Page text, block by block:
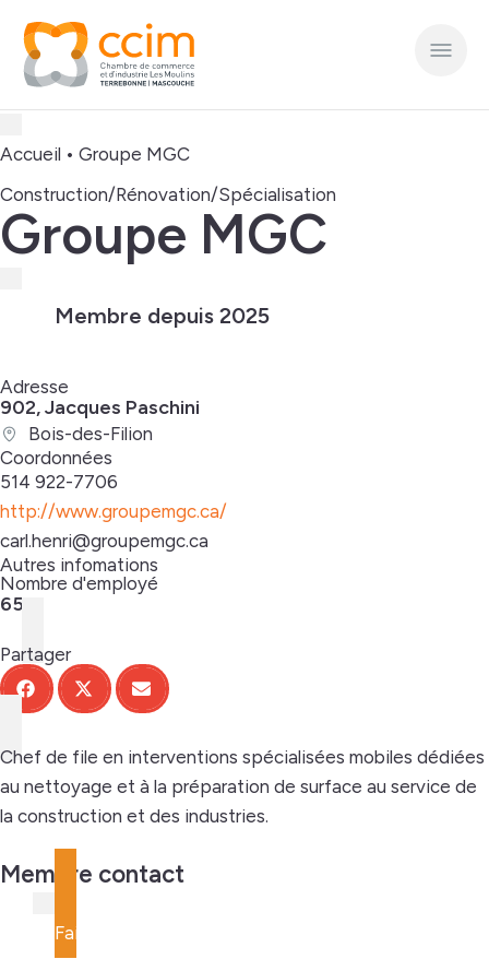
Accueil • Groupe MGC
Construction/Rénovation/Spécialisation
Groupe MGC
Membre depuis 2025
Adresse
902, Jacques Paschini
Bois-des-Filion
Coordonnées
514 922-7706
http://www.groupemgc.ca/
carl.henri@groupemgc.ca
Autres infomations
Nombre d'employé
65
Partager
Chef de file en interventions spécialisées mobiles dédiées
au nettoyage et à la préparation de surface au service de
la construction et des industries.
Membre contact
Faites partie de la communauté